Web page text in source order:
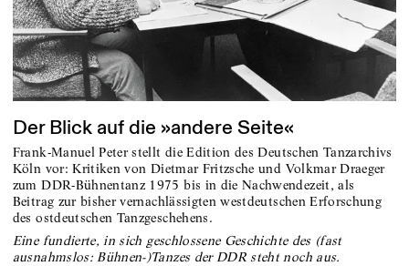
Der Blick auf die »andere Seite«
Frank-Manuel Peter stellt die Edition des Deutschen Tanzarchivs
Köln vor: Kritiken von Dietmar Fritzsche und Volkmar Draeger
zum DDR-Bühnentanz 1975 bis in die Nachwendezeit, als
Beitrag zur bisher vernachlässigten westdeutschen Erforschung
des ostdeutschen Tanzgeschehens.
Eine fundierte, in sich geschlossene Geschichte des (fast
ausnahmslos: Bühnen-)Tanzes der DDR steht noch aus.